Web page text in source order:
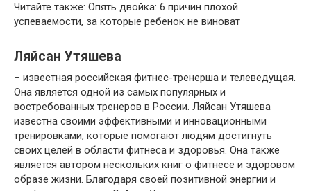
Читайте также: Опять двойка: 6 причин плохой
успеваемости, за которые ребенок не виноват
Ляйсан Утяшева
– известная российская фитнес-тренерша и телеведущая.
Она является одной из самых популярных и
востребованных тренеров в России. Ляйсан Утяшева
известна своими эффективными и инновационными
тренировками, которые помогают людям достигнуть
своих целей в области фитнеса и здоровья. Она также
является автором нескольких книг о фитнесе и здоровом
образе жизни. Благодаря своей позитивной энергии и